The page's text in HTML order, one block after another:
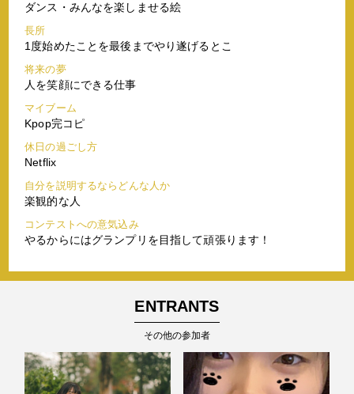
ダンス・みんなを楽しませる絵
長所
1度始めたことを最後までやり遂げるとこ
将来の夢
人を笑顔にできる仕事
マイブーム
Kpop完コピ
休日の過ごし方
Netflix
自分を説明するならどんな人か
楽観的な人
コンテストへの意気込み
やるからにはグランプリを目指して頑張ります！
ENTRANTS
その他の参加者